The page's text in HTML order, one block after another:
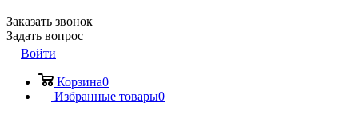
Заказать звонок
Задать вопрос
Войти
Корзина0
Избранные товары0